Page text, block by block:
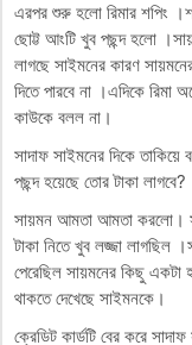
এরপর শুরু হলো রিমার শপিং
ছোট্ট আংটি খুব পছন্দ হলো
লাগছে সাইমনের কারণ
দিতে পারবে না ।এদিকে
কাউকে বলল না।
সাদাফ সাইমনের দিকে
পছন্দ হয়েছে তোর টাকা লাগবে?
সায়মন আমতা আমতা করলো।
টাকা নিতে খুব লজ্জা লাগছিল
পেরেছিল সায়মনের কিছু একটা
থাকতে দেখেছে সাইমনকে।
ক্রেডিট কার্ডটি বের করে